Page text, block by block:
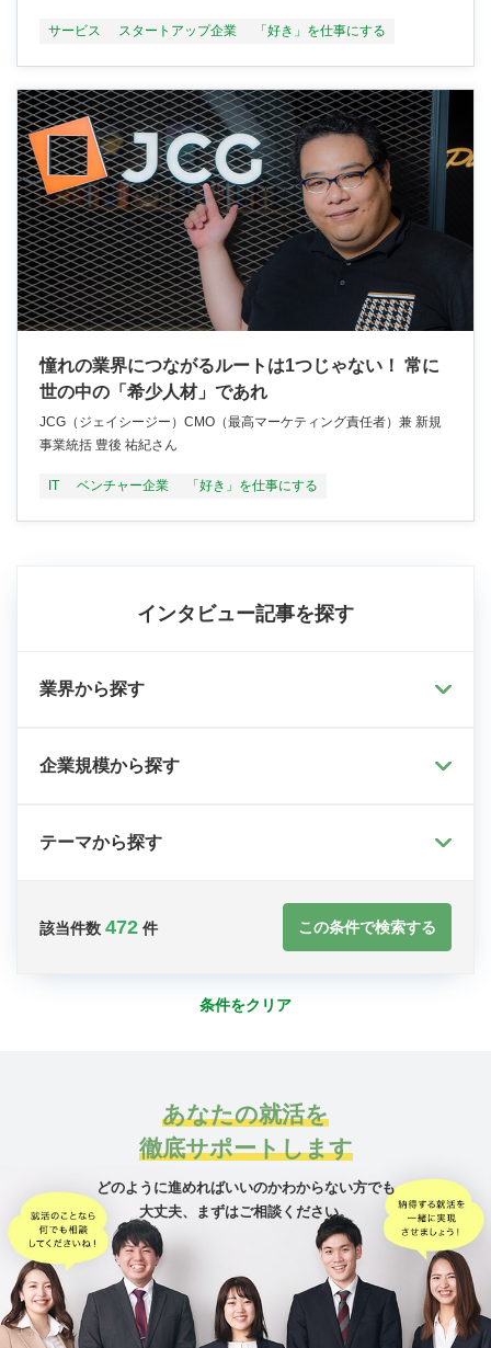
サービス スタートアップ企業 「好き」を仕事にする
憧れの業界につながるルートは1つじゃない！ 常に
世の中の「希少人材」であれ
JCG（ジェイシージー）CMO（最高マーケティング責任者）兼 新規
事業統括 豊後 祐紀さん
IT ベンチャー企業 「好き」を仕事にする
インタビュー記事を探す
業界から探す
企業規模から探す
テーマから探す
該当件数 472 件 この条件で検索する
条件をクリア
あなたの就活を
徹底サポートします
どのように進めればいいのかわからない方でも
大丈夫、
まずはご相談ください。